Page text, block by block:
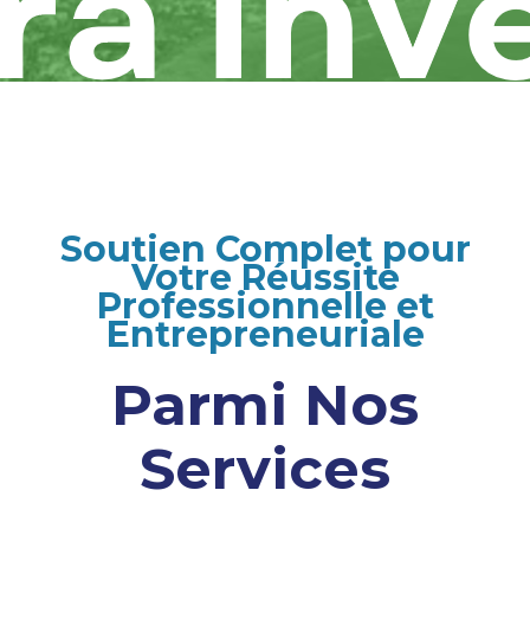
Soutien Complet pour
Votre Réussite
Professionnelle et
Entrepreneuriale
Parmi Nos
Services